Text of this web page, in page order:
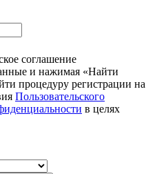
соглашение
и нажимая «Найти
процедуру регистрации на
Пользовательского
в целях